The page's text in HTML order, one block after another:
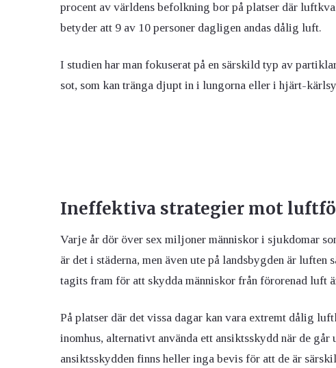
procent av världens befolkning bor på platser där
betyder att 9 av 10 personer dagligen andas dålig luft.
I studien har man fokuserat på en särskild typ av
sot, som kan tränga djupt in i lungorna eller i hjärt-
Ineffektiva strategier mot
Varje år dör över sex miljoner människor i sjukdomar
är det i städerna, men även ute på landsbygden är luften
tagits fram för att skydda människor från förorenad luft
På platser där det vissa dagar kan vara extremt dålig
inomhus, alternativt använda ett ansiktsskydd när de
ansiktsskydden finns heller inga bevis för att de är